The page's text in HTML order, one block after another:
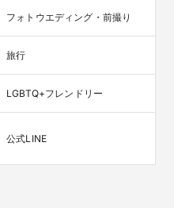
フォトウエディング・前撮り
旅行
LGBTQ+フレンドリー
公式LINE